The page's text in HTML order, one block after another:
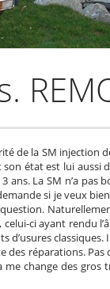
de la SM
état est lui aussi
ans. La SM n’a
si je veux bien
ci ayant rendu
d’usures
réparations.
change des